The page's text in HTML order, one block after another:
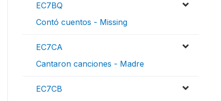
EC7BQ
Contó cuentos - Missing
EC7CA
Cantaron canciones - Madre
EC7CB